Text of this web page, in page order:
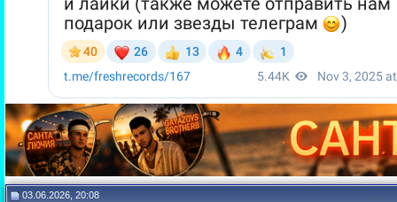
03.06.2026, 20:08